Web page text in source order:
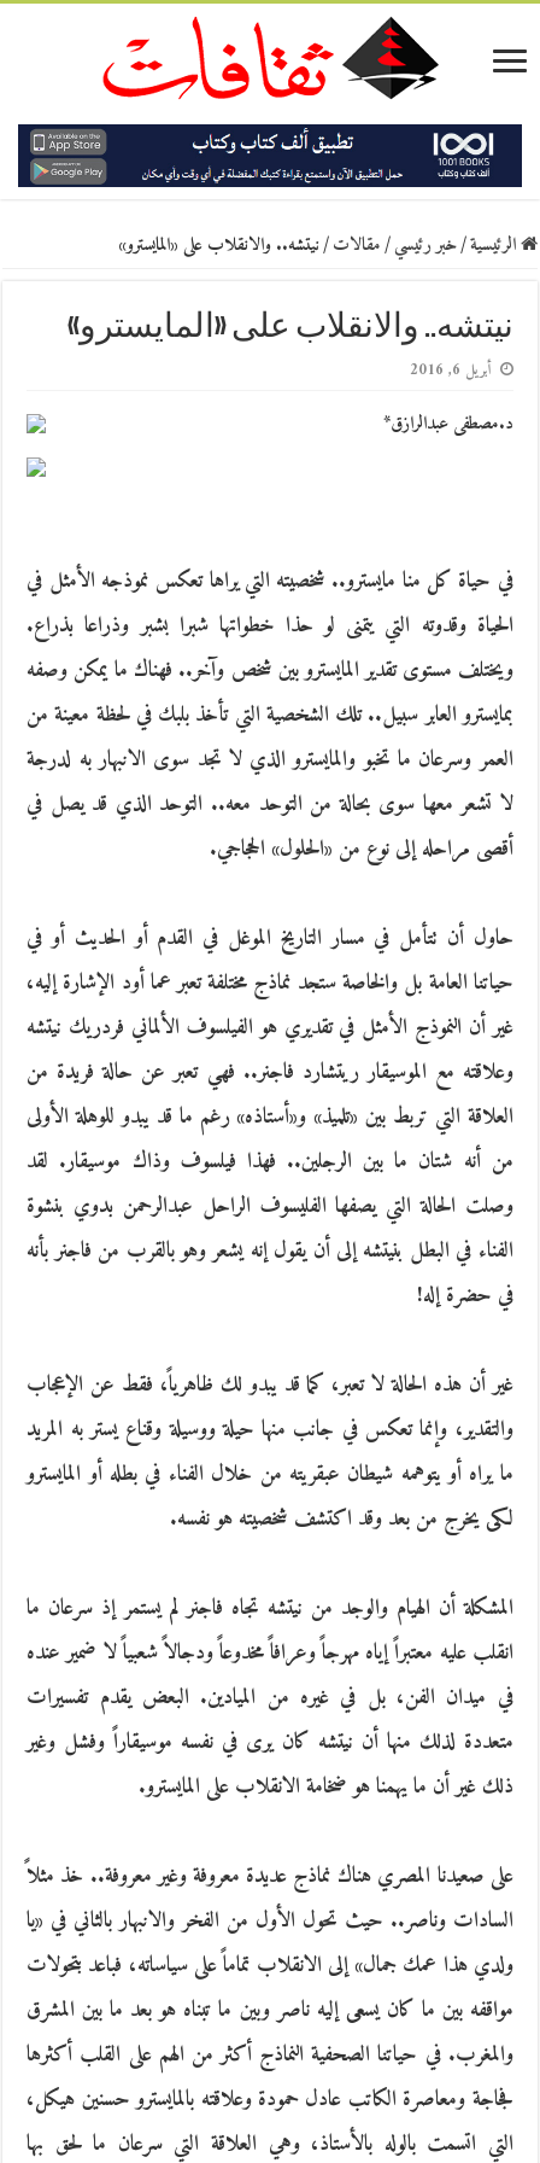
الرئيسية/خبر رئيسي/مقالات/نيتشه.. والانقلاب على «المايسترو»
نيتشه.. والانقلاب على «المايسترو»
أبريل 6, 2016
د.مصطفى عبدالرازق*
في حياة كل منا مايسترو.. شخصيته التي يراها تعكس نموذجه الأمثل في
الحياة وقدوته التي يتمنى لو حذا خطواتها شبرا بشبر وذراعا بذراع.
ويختلف مستوى تقدير المايسترو بين شخص وآخر.. فهناك ما يمكن وصفه
بمايسترو العابر سبيل.. تلك الشخصية التي تأخذ بلبك في لحظة معينة من
العمر وسرعان ما تخبو والمايسترو الذي لا تجد سوى الانبهار به لدرجة
لا تشعر معها سوى بحالة من التوحد معه.. التوحد الذي قد يصل في
أقصى مراحله إلى نوع من «الحلول» الحجاجي.
حاول أن تتأمل في مسار التاريخ الموغل في القدم أو الحديث أو في
حياتنا العامة بل والخاصة ستجد نماذج مختلفة تعبر عما أود الإشارة إليه،
غير أن النموذج الأمثل في تقديري هو الفيلسوف الألماني فردريك نيتشه
وعلاقته مع الموسيقار ريتشارد فاجنر.. فهي تعبر عن حالة فريدة من
العلاقة التي تربط بين «تلميذ» و«أستاذه» رغم ما قد يبدو للوهلة الأولى
من أنه شتان ما بين الرجلين.. فهذا فيلسوف وذاك موسيقار. لقد
وصلت الحالة التي يصفها الفليسوف الراحل عبدالرحمن بدوي بنشوة
الفناء في البطل بنيتشه إلى أن يقول إنه يشعر وهو بالقرب من فاجنر بأنه
في حضرة إله!
غير أن هذه الحالة لا تعبر، كما قد يبدو لك ظاهرياً، فقط عن الإعجاب
والتقدير، وإنما تعكس في جانب منها حيلة ووسيلة وقناع يستر به المريد
ما يراه أو يتوهمه شيطان عبقريته من خلال الفناء في بطله أو المايسترو
لكى يخرج من بعد وقد اكتشف شخصيته هو نفسه.
المشكلة أن الهيام والوجد من نيتشه تجاه فاجنر لم يستمر إذ سرعان ما
انقلب عليه معتبراً إياه مهرجاً وعرافاً مخدوعاً ودجالاً شعبياً لا ضمير عنده
في ميدان الفن، بل في غيره من الميادين. البعض يقدم تفسيرات
متعددة لذلك منها أن نيتشه كان يرى في نفسه موسيقاراً وفشل وغير
ذلك غير أن ما يهمنا هو ضخامة الانقلاب على المايسترو.
على صعيدنا المصري هناك نماذج عديدة معروفة وغير معروفة.. خذ مثلاً
السادات وناصر.. حيث تحول الأول من الفخر والانبهار بالثاني في «يا
ولدي هذا عمك جمال» إلى الانقلاب تماماً على سياساته، فباعد بتحولات
مواقفه بين ما كان يسعى إليه ناصر وبين ما تبناه هو بعد ما بين المشرق
والمغرب. في حياتنا الصحفية النماذج أكثر من الهم على القلب أكثرها
فجاجة ومعاصرة الكاتب عادل حمودة وعلاقته بالمايسترو حسنين هيكل،
التي اتسمت بالوله بالأستاذ، وهي العلاقة التي سرعان ما لحق بها